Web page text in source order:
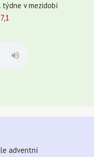
týdne v mezidobí
adventní